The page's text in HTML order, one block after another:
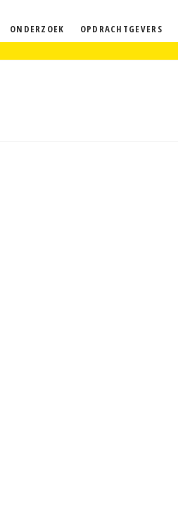
ONDERZOEK OPDRACHTGEVERS